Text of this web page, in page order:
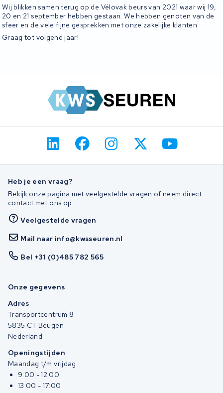
Wij blikken samen terug op de Vélovak beurs van 2021 waar wij 19,
20 en 21 september hebben gestaan. We hebben genoten van de
sfeer en de vele fijne gesprekken met onze zakelijke klanten.
Graag tot volgend jaar!
Heb je een vraag?
Bekijk onze pagina met veelgestelde vragen of neem direct
contact met ons op.
Veelgestelde vragen
Mail naar info@kwsseuren.nl
Bel +31 (0)485 782 565
Onze gegevens
Adres
Transportcentrum 8
5835 CT Beugen
Nederland
Openingstijden
Maandag t/m vrijdag
9:00 - 12:00
13:00 - 17:00